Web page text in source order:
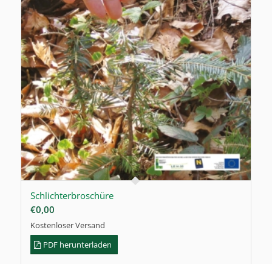
Schlichterbroschüre
€0,00
Kostenloser Versand
PDF herunterladen